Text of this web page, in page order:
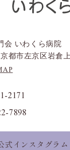
会 いわくら病院
都市左京区岩倉
2171
7898
式インスタグラム